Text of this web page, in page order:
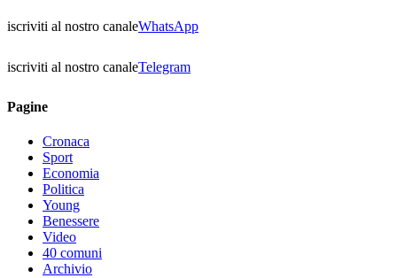
iscriviti al nostro canaleWhatsApp
iscriviti al nostro canaleTelegram
Pagine
Cronaca
Sport
Economia
Politica
Young
Benessere
Video
40 comuni
Archivio